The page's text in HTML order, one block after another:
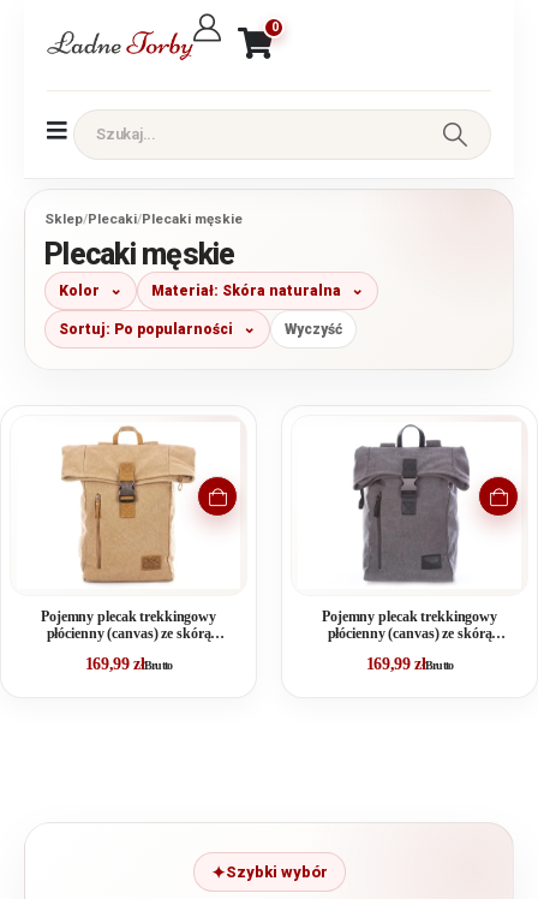
0
Sklep/Plecaki/Plecaki męskie
Plecaki męskie
Kolor Materiał: Skóra naturalna
Sortuj: Po popularności Wyczyść
Pojemny plecak trekkingowy
płócienny (canvas) ze skórą
169,99 złBrutto
Pojemny plecak trekkingowy
płócienny (canvas) ze skórą
169,99 złBrutto
Szybki wybór